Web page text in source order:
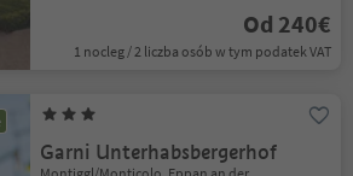
Od 240€
1 nocleg / 2 liczba osób w tym podatek VAT
Garni Unterhabsbergerhof